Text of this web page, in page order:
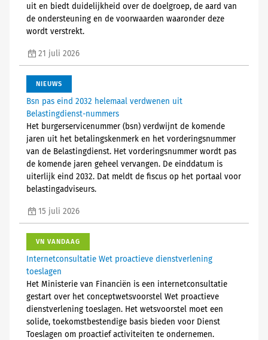
uit en biedt duidelijkheid over de doelgroep, de aard van
de ondersteuning en de voorwaarden waaronder deze
wordt verstrekt.
21 juli 2026
NIEUWS
Bsn pas eind 2032 helemaal verdwenen uit
Belastingdienst-nummers
Het burgerservicenummer (bsn) verdwijnt de komende
jaren uit het betalingskenmerk en het vorderingsnummer
van de Belastingdienst. Het vorderingsnummer wordt pas
de komende jaren geheel vervangen. De einddatum is
uiterlijk eind 2032. Dat meldt de fiscus op het portaal voor
belastingadviseurs.
15 juli 2026
VN VANDAAG
Internetconsultatie Wet proactieve dienstverlening
toeslagen
Het Ministerie van Financiën is een internetconsultatie
gestart over het conceptwetsvoorstel Wet proactieve
dienstverlening toeslagen. Het wetsvoorstel moet een
solide, toekomstbestendige basis bieden voor Dienst
Toeslagen om proactief activiteiten te ondernemen.